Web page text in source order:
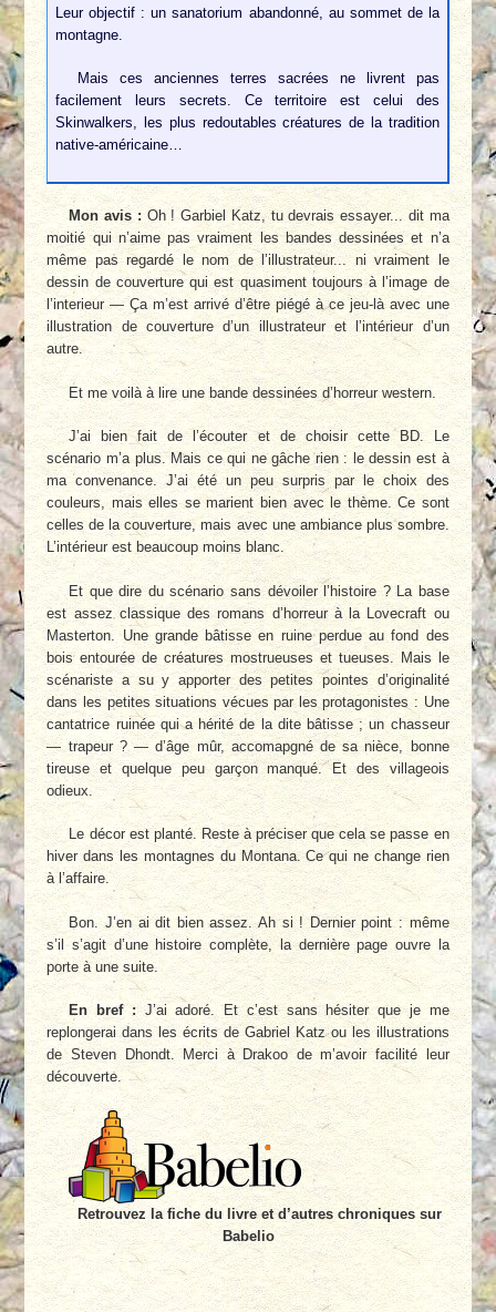
Leur objectif : un sanatorium abandonné, au sommet de la
montagne.
Mais ces anciennes terres sacrées ne livrent pas
facilement leurs secrets. Ce territoire est celui des
Skinwalkers, les plus redoutables créatures de la tradition
native-américaine…
Mon avis :Oh ! Garbiel Katz, tu devrais essayer... dit ma
moitié qui n’aime pas vraiment les bandes dessinées et n’a
même pas regardé le nom de l’illustrateur... ni vraiment le
dessin de couverture qui est quasiment toujours à l’image de
l’interieur — Ça m’est arrivé d’être piégé à ce jeu-là avec une
illustration de couverture d’un illustrateur et l’intérieur d’un
autre.
Et me voilà à lire une bande dessinées d’horreur western.
J’ai bien fait de l’écouter et de choisir cette BD. Le
scénario m’a plus. Mais ce qui ne gâche rien : le dessin est à
ma convenance. J’ai été un peu surpris par le choix des
couleurs, mais elles se marient bien avec le thème. Ce sont
celles de la couverture, mais avec une ambiance plus sombre.
L’intérieur est beaucoup moins blanc.
Et que dire du scénario sans dévoiler l’histoire ? La base
est assez classique des romans d’horreur à la Lovecraft ou
Masterton. Une grande bâtisse en ruine perdue au fond des
bois entourée de créatures mostrueuses et tueuses. Mais le
scénariste a su y apporter des petites pointes d’originalité
dans les petites situations vécues par les protagonistes : Une
cantatrice ruinée qui a hérité de la dite bâtisse ; un chasseur
— trapeur ? — d’âge mûr, accomapgné de sa nièce, bonne
tireuse et quelque peu garçon manqué. Et des villageois
odieux.
Le décor est planté. Reste à préciser que cela se passe en
hiver dans les montagnes du Montana. Ce qui ne change rien
à l’affaire.
Bon. J’en ai dit bien assez. Ah si ! Dernier point : même
s’il s’agit d’une histoire complète, la dernière page ouvre la
porte à une suite.
En bref :J’ai adoré. Et c’est sans hésiter que je me
replongerai dans les écrits de Gabriel Katz ou les illustrations
de Steven Dhondt. Merci à Drakoo de m’avoir facilité leur
découverte.
Retrouvez la fiche du livre et d’autres chroniques sur
Babelio